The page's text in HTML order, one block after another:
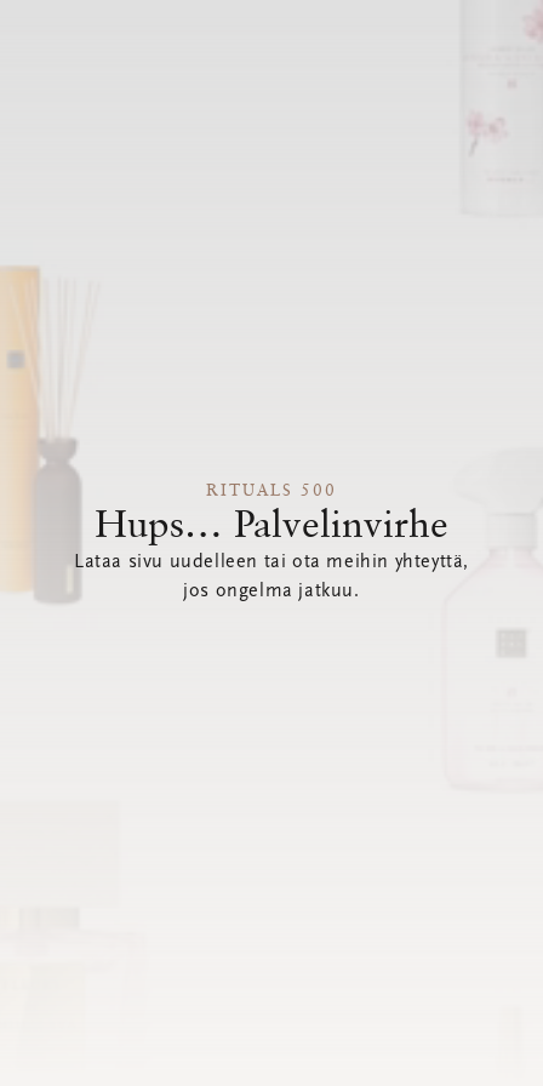
RITUALS 500
Hups… Palvelinvirhe
Lataa sivu uudelleen tai ota meihin yhteyttä,
jos ongelma jatkuu.